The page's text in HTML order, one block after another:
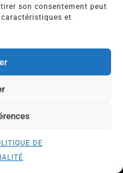
son consentement peut
et
DE
Dr WEINMAN?
SUISSE